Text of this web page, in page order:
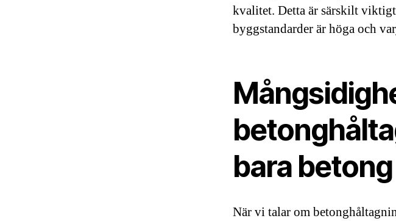
kvalitet. Detta är särskilt
byggstandarder är höga och
bara betong
När vi talar om